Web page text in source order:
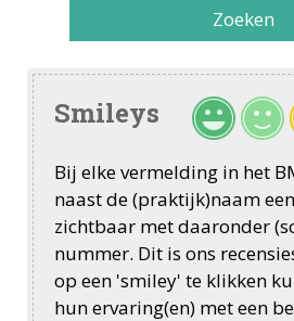
Zoeken
Smileys
Bij elke vermelding in het
naast de (praktijk)naam
zichtbaar met daaronder
nummer. Dit is ons
op een 'smiley' te klikken
hun ervaring(en) met een